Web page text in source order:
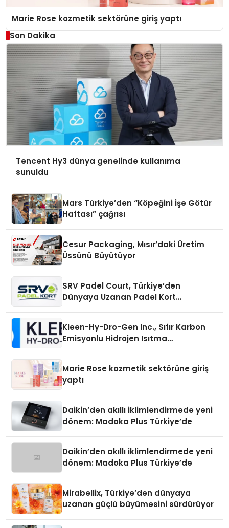
Marie Rose kozmetik sektörüne giriş yaptı
Son Dakika
Tencent Hy3 dünya genelinde kullanıma
sunuldu
Mars Türkiye’den “Köpeğini İşe Götür
Haftası” çağrısı
Cesur Packaging, Mısır’daki Üretim
Üssünü Büyütüyor
SRV Padel Court, Türkiye’den
Dünyaya Uzanan Padel Kort
Kleen-Hy-Dro-Gen Inc., Sıfır Karbon
Emisyonlu Hidrojen Isıtma
Marie Rose kozmetik sektörüne giriş
yaptı
Daikin’den akıllı iklimlendirmede yeni
dönem: Madoka Plus Türkiye’de
Daikin’den akıllı iklimlendirmede yeni
dönem: Madoka Plus Türkiye’de
Mirabellix, Türkiye’den dünyaya
uzanan güçlü büyümesini sürdürüyor